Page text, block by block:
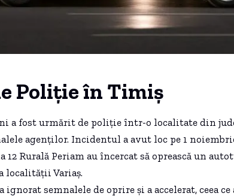
Poliție în Timiș
a fost urmărit de poliție într-o localitate din
agenților. Incidentul a avut loc pe 1
12 Rurală Periam au încercat să oprească un
localității Variaș.
ignorat semnalele de oprire și a accelerat, ceea